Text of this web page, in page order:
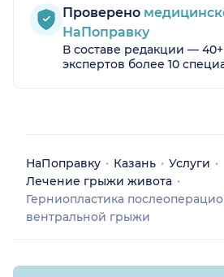
Проверено
НаПоправку
В составе редакции —
экспертов более 10
НаПоправку Казань
Услуги
Лечение грыжи живота
Герниопластика
вентральной грыжи